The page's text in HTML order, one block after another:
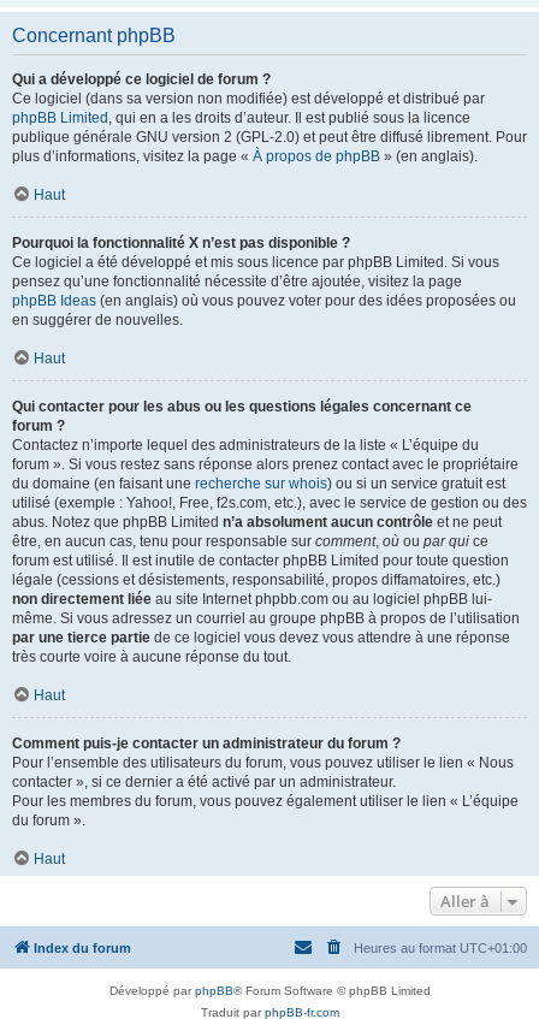
Concernant phpBB
Qui a développé ce logiciel de forum ?
Ce logiciel (dans sa version non modifiée) est développé et distribué par
phpBB Limited , qui en a les droits d’auteur. Il est publié sous la licence
publique générale GNU version 2 (GPL-2.0) et peut être diffusé librement. Pour
plus d’informations, visitez la page « À propos de phpBB » (en anglais).
Haut
Pourquoi la fonctionnalité X n’est pas disponible ?
Ce logiciel a été développé et mis sous licence par phpBB Limited. Si vous
pensez qu’une fonctionnalité nécessite d’être ajoutée, visitez la page
phpBB Ideas (en anglais) où vous pouvez voter pour des idées proposées ou
en suggérer de nouvelles.
Haut
Qui contacter pour les abus ou les questions légales concernant ce
forum ?
Contactez n’importe lequel des administrateurs de la liste « L’équipe du
forum ». Si vous restez sans réponse alors prenez contact avec le propriétaire
du domaine (en faisant une recherche sur whois) ou si un service gratuit est
utilisé (exemple : Yahoo!, Free, f2s.com, etc.), avec le service de gestion ou des
abus. Notez que phpBB Limited n’a absolument aucun contrôle et ne peut
être, en aucun cas, tenu pour responsable sur comment, où ou par qui ce
forum est utilisé. Il est inutile de contacter phpBB Limited pour toute question
légale (cessions et désistements, responsabilité, propos diffamatoires, etc.)
non directement liée au site Internet phpbb.com ou au logiciel phpBB lui-
même. Si vous adressez un courriel au groupe phpBB à propos de l’utilisation
par une tierce partie de ce logiciel vous devez vous attendre à une réponse
très courte voire à aucune réponse du tout.
Haut
Comment puis-je contacter un administrateur du forum ?
Pour l’ensemble des utilisateurs du forum, vous pouvez utiliser le lien « Nous
contacter », si ce dernier a été activé par un administrateur.
Pour les membres du forum, vous pouvez également utiliser le lien « L’équipe
du forum ».
Haut
Aller à
Index du forum Heures au format UTC+01:00
Développé parphpBB® Forum Software © phpBB Limited
Traduit parphpBB-fr.com